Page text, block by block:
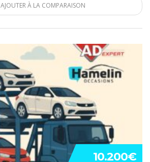
AJOUTER À LA COMPARAISON
10.200€